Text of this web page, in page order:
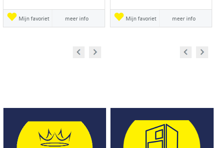
Mijn favoriet meer info
Prev Next
Mijn favoriet meer info
Prev Next